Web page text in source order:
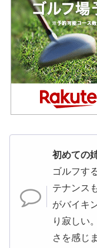
初めての
ゴルフす
テナンス
がバイキ
り寂しい
さを感じ